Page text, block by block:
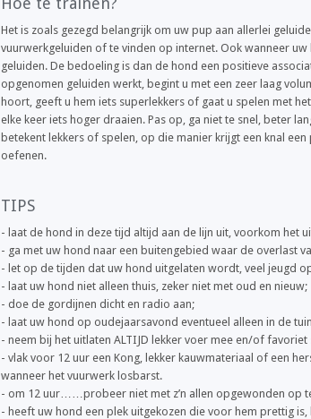
Het is zoals gezegd belangrijk om uw pup aan allerlei
vuurwerkgeluiden of te vinden op internet. Ook wanneer
geluiden. De bedoeling is dan de hond een positieve
opgenomen geluiden werkt, begint u met een zeer laag
hoort, geeft u hem iets superlekkers of gaat u spelen met
elke keer iets hoger draaien. Pas op, ga niet te snel, beter
betekent lekkers of spelen, op die manier krijgt een knal
oefenen.
TIPS
- laat de hond in deze tijd altijd aan de lijn uit, voorkom het
- ga met uw hond naar een buitengebied waar de overlast
- let op de tijden dat uw hond uitgelaten wordt, veel jeugd
- laat uw hond niet alleen thuis, zeker niet met oud en nieuw;
- doe de gordijnen dicht en radio aan;
- laat uw hond op oudejaarsavond eventueel alleen in de
- neem bij het uitlaten ALTIJD lekker voer mee en/of
- vlak voor 12 uur een Kong, lekker kauwmateriaal of een
wanneer het vuurwerk losbarst.
- om 12 uur……probeer niet met z’n allen opgewonden op
- heeft uw hond een plek uitgekozen die voor hem prettig